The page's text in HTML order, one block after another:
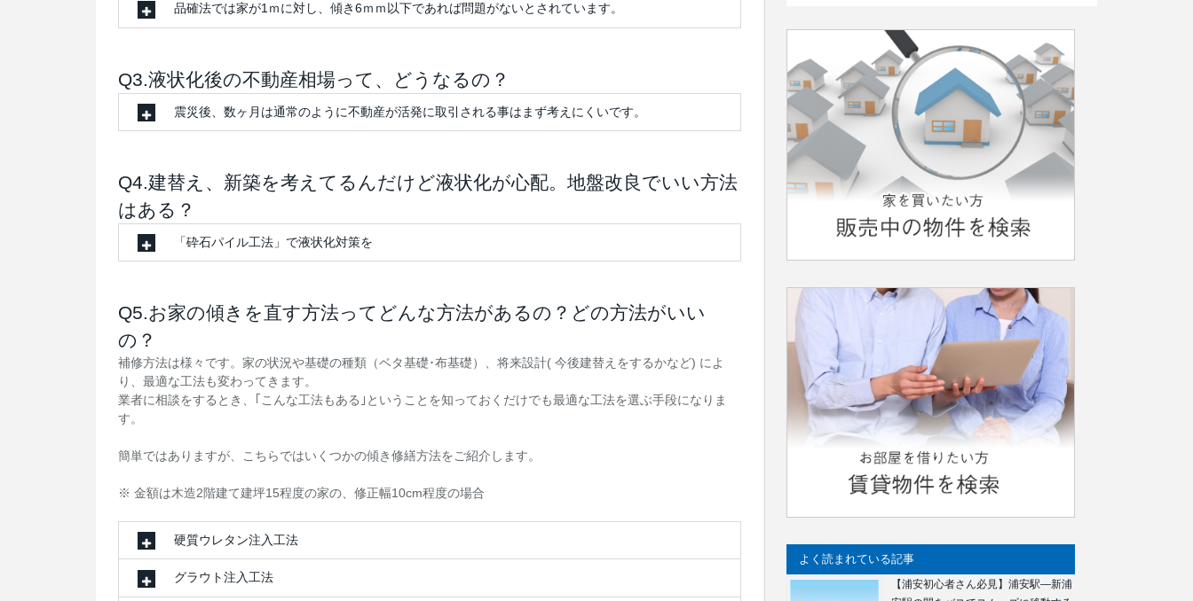
品確法では家が1ｍに対し、傾き6ｍｍ以下であれば問題がないとされています。
Q3.液状化後の不動産相場って、どうなるの？
震災後、数ヶ月は通常のように不動産が活発に取引される事はまず考えにくいです。
Q4.建替え、新築を考えてるんだけど液状化が心配。地盤改良でいい方法
はある？
「砕石パイル工法」で液状化対策を
Q5.お家の傾きを直す方法ってどんな方法があるの？どの方法がいい
の？
補修方法は様々です。家の状況や基礎の種類（ベタ基礎･布基礎）、将来設計( 今後建替えをするかなど) によ
り、最適な工法も変わってきます。
業者に相談をするとき、｢こんな工法もある｣ということを知っておくだけでも最適な工法を選ぶ手段になりま
す。
簡単ではありますが、こちらではいくつかの傾き修繕方法をご紹介します。
※ 金額は木造2階建て建坪15程度の家の、修正幅10cm程度の場合
硬質ウレタン注入工法
グラウト注入工法
よく読まれている記事
【浦安初心者さん必見】浦安駅―新浦